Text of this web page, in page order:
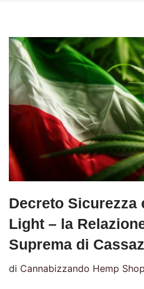
Decreto Sicurezza
Light – la
Suprema di
di Cannabizzando Hemp Shop